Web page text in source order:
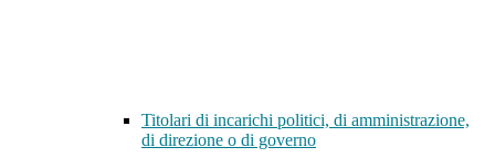
Titolari di incarichi politici, di amministrazione,
di direzione o di governo